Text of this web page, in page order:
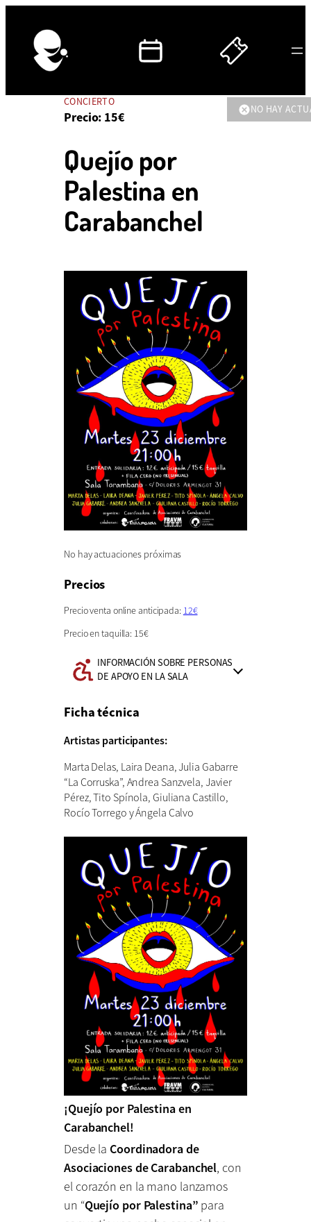
CONCIERTO
Precio: 15€
NO HAY
Quejío por
Palestina en
Carabanchel
No hay actuaciones próximas
Precios
Precio venta online anticipada: 12€
Precio en taquilla: 15€
Información
accesibilidad:
INFORMACIÓN SOBRE PERSONAS
DE APOYO EN LA SALA
Ficha técnica
Artistas participantes:
Marta Delas, Laira Deana, Julia Gabarre
“La Corruska”, Andrea Sanzvela, Javier
Pérez, Tito Spínola, Giuliana Castillo,
Rocío Torrego y Ángela Calvo
¡Quejío por Palestina en
Carabanchel!
Desde la Coordinadora de
Asociaciones de Carabanchel, con
el corazón en la mano lanzamos
un “Quejío por Palestina” para